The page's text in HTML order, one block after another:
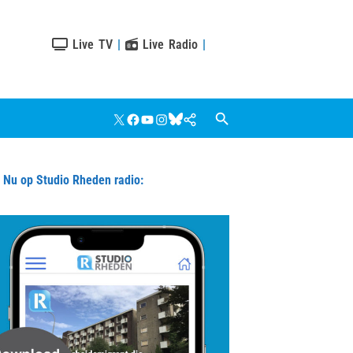
Live TV | Live Radio |
X Facebook
YouTube
Instagram
Bluesky
Google
Nieuws
Nu op Studio Rheden radio: